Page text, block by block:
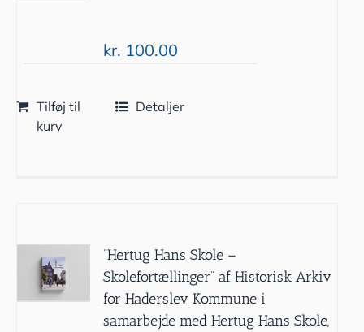
kr. 100.00
Tilføj til
kurv
Detaljer
”Hertug Hans Skole –
Skolefortællinger” af Historisk Arkiv
for Haderslev Kommune i
samarbejde med Hertug Hans Skole,